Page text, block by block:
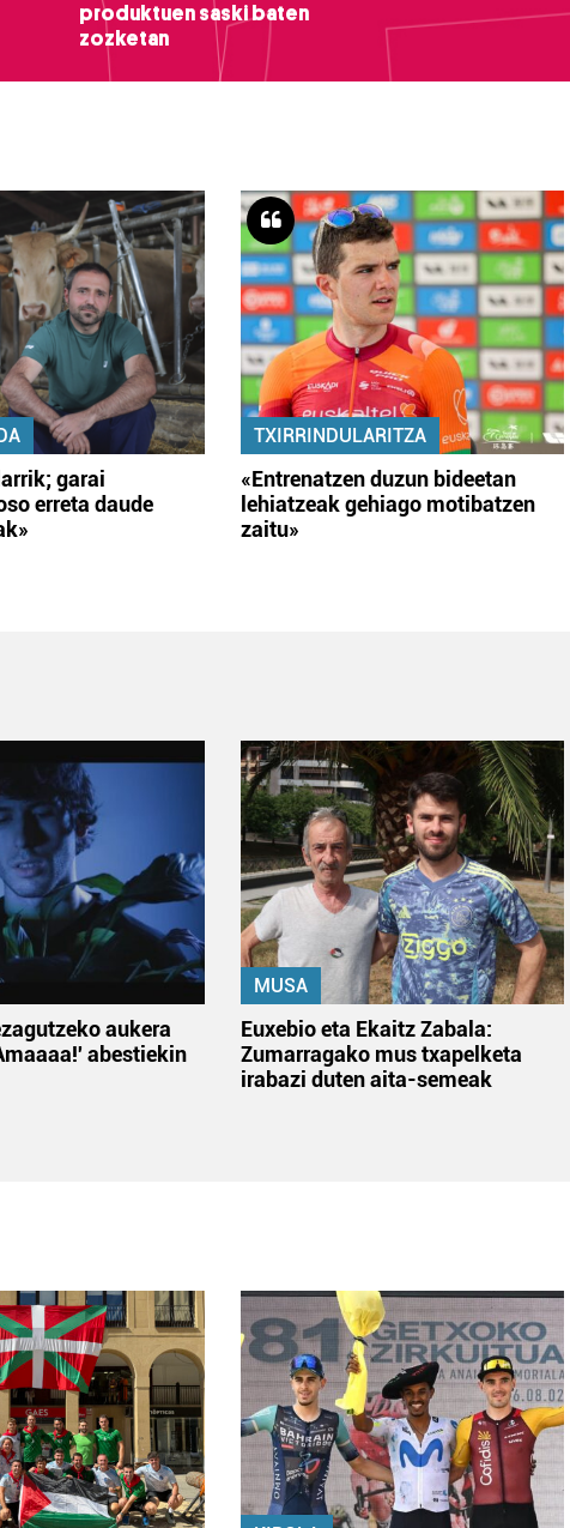
produktuen saski baten
zozketan
garai
erreta daude
TXIRRINDULARITZA
«Entrenatzen duzun bideetan
lehiatzeak gehiago motibatzen
zaitu»
aukera
abestiekin
MUSA
Euxebio eta Ekaitz Zabala:
Zumarragako mus txapelketa
irabazi duten aita-semeak